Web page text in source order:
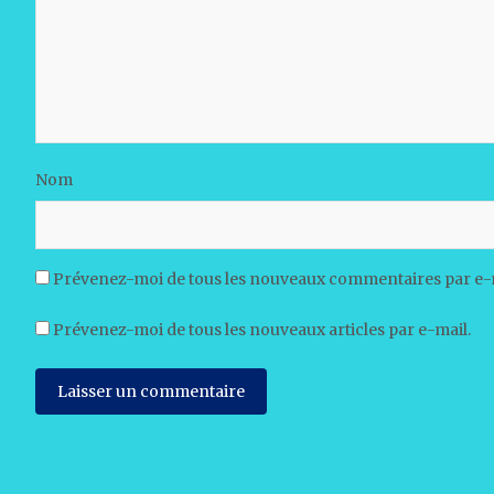
Nom
Prévenez-moi de tous les nouveaux commentaires par
Prévenez-moi de tous les nouveaux articles par e-mail.